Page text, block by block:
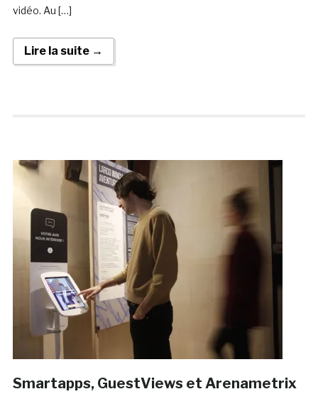
vidéo. Au […]
Lire la suite →
Smartapps, GuestViews et Arenametrix